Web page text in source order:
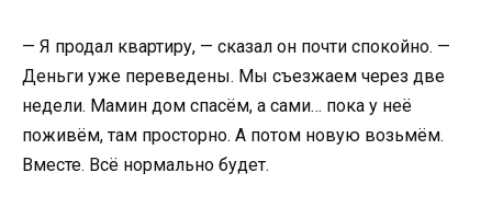
— Я продал квартиру, — сказал он почти спокойно. —
Деньги уже переведены. Мы съезжаем через две
недели. Мамин дом спасём, а сами… пока у неё
поживём, там просторно. А потом новую возьмём.
Вместе. Всё нормально будет.